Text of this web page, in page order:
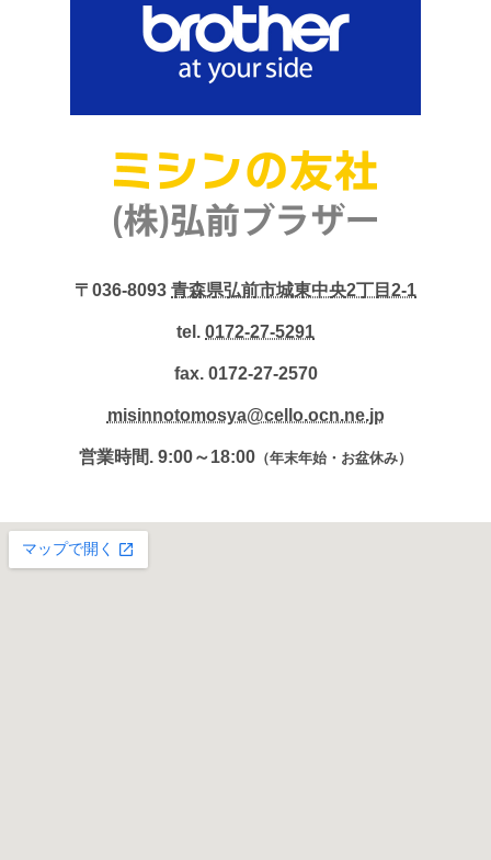
〒036-8093 青森県弘前市城東中央2丁目2-1
tel. 0172-27-5291
fax. 0172-27-2570
misinnotomosya@cello.ocn.ne.jp
営業時間. 9:00～18:00 （年末年始・お盆休み）